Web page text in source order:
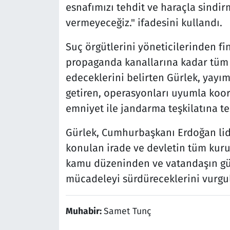
esnafımızı tehdit ve haraçla
vermeyeceğiz." ifadesini kullandı.
Suç örgütlerini yöneticilerinden
propaganda kanallarına kadar
edeceklerini belirten Gürlek,
getiren, operasyonları uyumla
emniyet ile jandarma teşkilatına
Gürlek, Cumhurbaşkanı Erdoğan
konulan irade ve devletin tüm
kamu düzeninden ve vatandaşın
mücadeleyi sürdüreceklerini
Muhabir:Samet Tunç